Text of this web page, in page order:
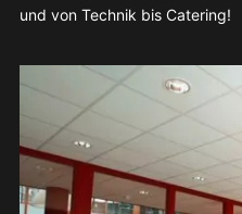
und von Technik bis Catering!